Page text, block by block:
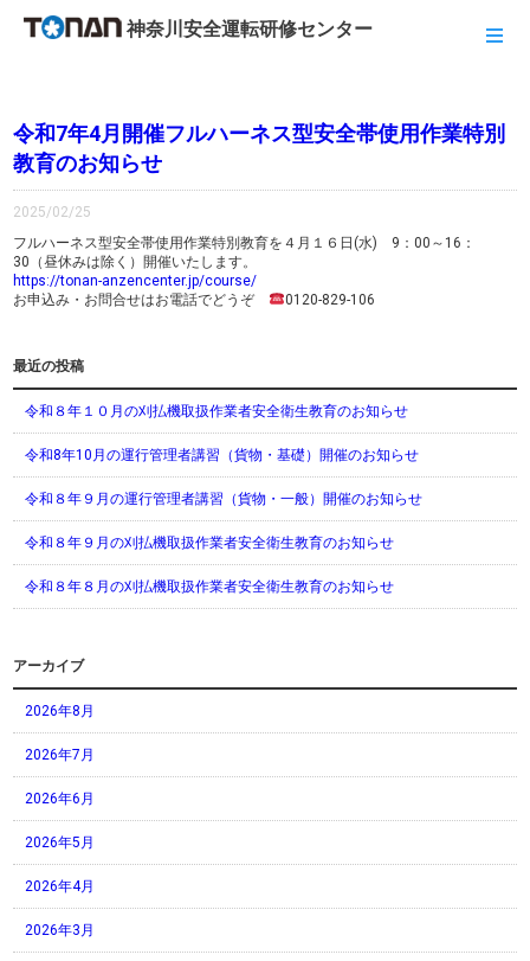
神奈川安全運転研修センター
令和7年4月開催フルハーネス型安全帯使用作業特別
教育のお知らせ
2025/02/25
フルハーネス型安全帯使用作業特別教育を４月１６日(水) 9：00～16：
30（昼休みは除く）開催いたします。
https://tonan-anzencenter.jp/course/
お申込み・お問合せはお電話でどうぞ
0120-829-106
最近の投稿
令和８年１０月の刈払機取扱作業者安全衛生教育のお知らせ
令和8年10月の運行管理者講習（貨物・基礎）開催のお知らせ
令和８年９月の運行管理者講習（貨物・一般）開催のお知らせ
令和８年９月の刈払機取扱作業者安全衛生教育のお知らせ
令和８年８月の刈払機取扱作業者安全衛生教育のお知らせ
アーカイブ
2026年8月
2026年7月
2026年6月
2026年5月
2026年4月
2026年3月